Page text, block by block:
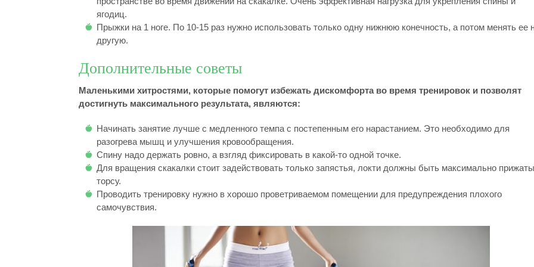
ягодиц.
Прыжки на 1 ноге. По 10-15 раз нужно использовать только одну нижнюю конечность, а потом менять ее
другую.
Дополнительные советы
Маленькими хитростями, которые помогут избежать дискомфорта во время тренировок и позволят
достигнуть максимального результата, являются:
Начинать занятие лучше с медленного темпа с постепенным его нарастанием. Это необходимо для
разогрева мышц и улучшения кровообращения.
Спину надо держать ровно, а взгляд фиксировать в какой-то одной точке.
Для вращения скакалки стоит задействовать только запястья, локти должны быть максимально
торсу.
Проводить тренировку нужно в хорошо проветриваемом помещении для предупреждения плохого
самочувствия.